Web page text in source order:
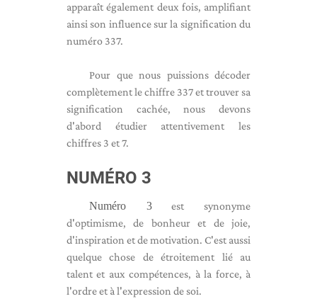
apparaît également deux fois, amplifiant
ainsi son influence sur la signification du
numéro 337.
Pour que nous puissions décoder
complètement le chiffre 337 et trouver sa
signification cachée, nous devons
d'abord étudier attentivement les
chiffres 3 et 7.
NUMÉRO 3
Numéro 3est synonyme
d'optimisme, de bonheur et de joie,
d'inspiration et de motivation. C'est aussi
quelque chose de étroitement lié au
talent et aux compétences, à la force, à
l'ordre et à l'expression de soi.